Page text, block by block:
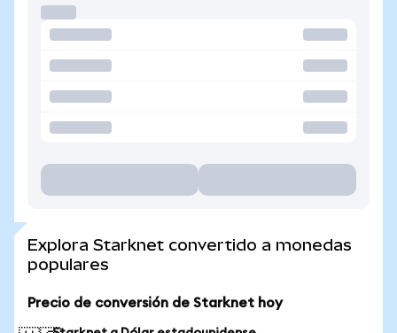
Explora Starknet convertido a monedas
populares
Precio de conversión de Starknet hoy